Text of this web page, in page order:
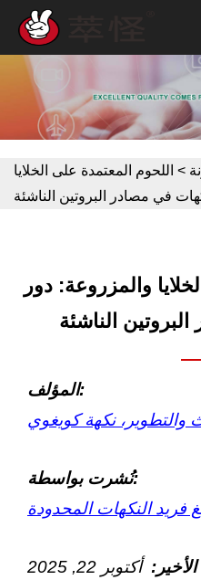
> اللحوم المعتمدة على الخلايا
في مصادر البروتين الناشئة
والمزروعة: دور
الناشئة
المؤلف:
والتطوير، نكهة كويغوي
نُشرت بواسطة:
فريد النكهات المحدودة
أكتوبر 22
, 2025